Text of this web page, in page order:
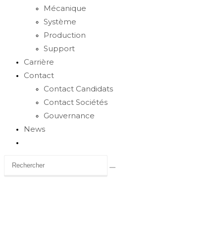
Mécanique
Système
Production
Support
Carrière
Contact
Contact Candidats
Contact Sociétés
Gouvernance
News
search